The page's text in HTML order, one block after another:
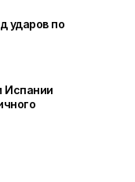
ударов по
Испании